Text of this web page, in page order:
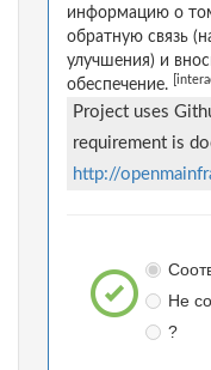
информацию о
обратную связь
улучшения) и
обеспечение.
Project uses
requirement is
http://
Не
?